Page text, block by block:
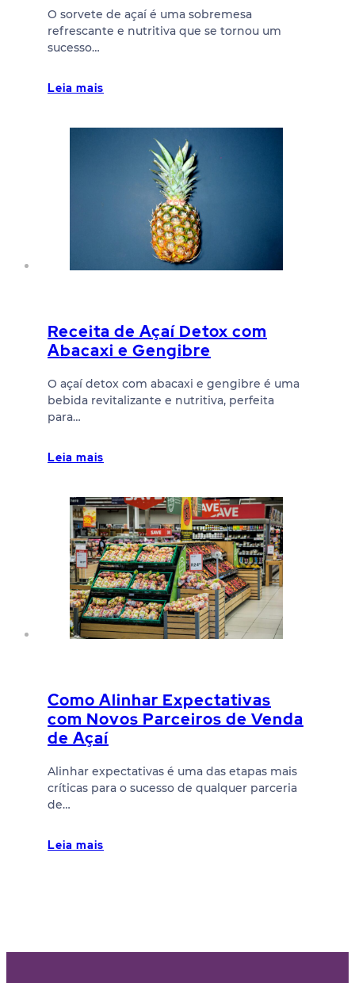
O sorvete de açaí é uma sobremesa
refrescante e nutritiva que se tornou um
sucesso…
Leia mais
Receita de Açaí Detox com
Abacaxi e Gengibre
O açaí detox com abacaxi e gengibre é uma
bebida revitalizante e nutritiva, perfeita
para…
Leia mais
Como Alinhar Expectativas
com Novos Parceiros de Venda
de Açaí
Alinhar expectativas é uma das etapas mais
críticas para o sucesso de qualquer parceria
de…
Leia mais